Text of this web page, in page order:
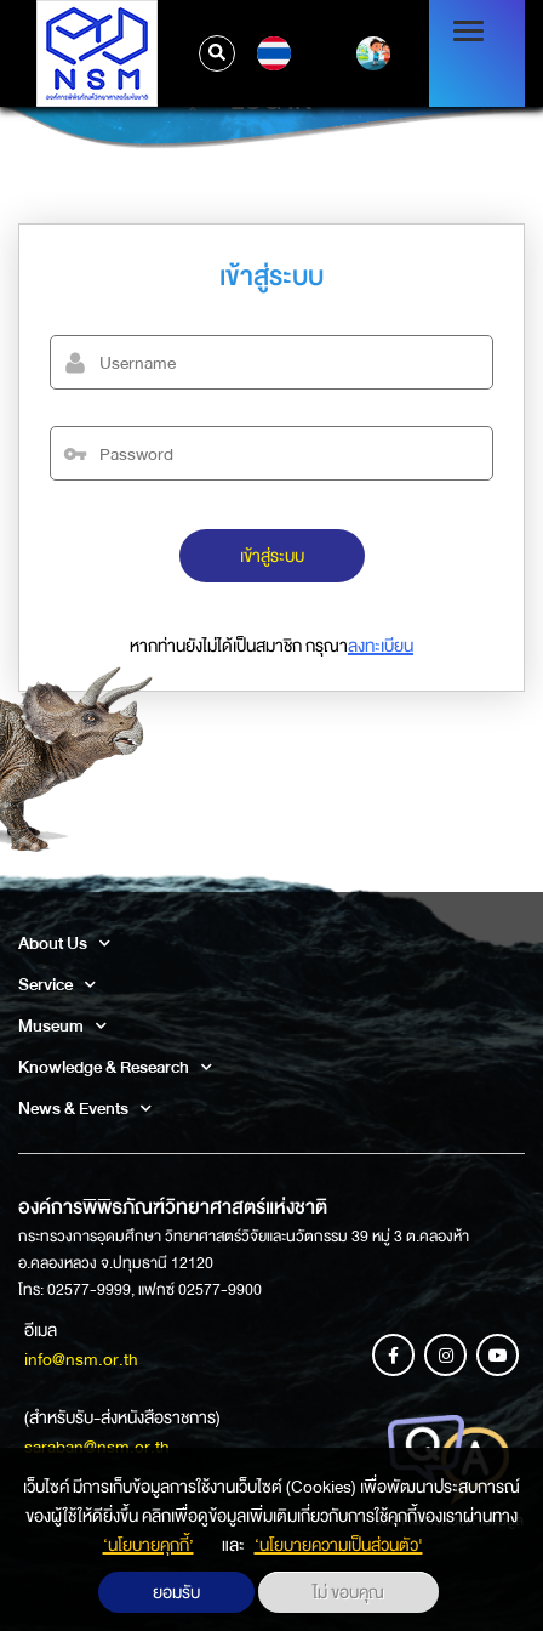
LOG IN
เข้าสู่ระบบ
เข้าสู่ระบบ
หากท่านยังไม่ได้เป็นสมาชิก กรุณาลงทะเบียน
About Us
Service
Museum
Knowledge & Research
News & Events
องค์การพิพิธภัณฑ์วิทยาศาสตร์แห่งชาติ
กระทรวงการอุดมศึกษา วิทยาศาสตร์วิจัยและนวัตกรรม 39 หมู่ 3 ต.คลองห้า
อ.คลองหลวง จ.ปทุมธานี 12120
โทร: 02577-9999, แฟกซ์ 02577-9900
อีเมล
info@nsm.or.th
(สำหรับรับ-ส่งหนังสือราชการ)
saraban@nsm.or.th
ช่องทางการสอบถามข้อมูล
เว็บไซค์ มีการเก็บข้อมูลการใช้งานเว็บไซต์ (Cookies) เพื่อพัฒนาประสบการณ์
ของผู้ใช้ให้ดียิ่งขึ้น คลิกเพื่อดูข้อมูลเพิ่มเติมเกี่ยวกับการใช้คุกกี้ของเราผ่านทาง
‘นโยบายคุกกี้’
และ ‘นโยบายความเป็นส่วนตัว'
ยอมรับ
ไม่ ขอบคุณ